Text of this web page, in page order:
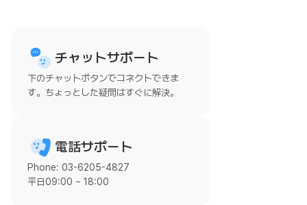
チャットサポート
下のチャットボタンでコネクトできま
す。ちょっとした疑問はすぐに解決。
電話サポート
Phone: 03-6205-4827
平日09:00 ~ 18:00